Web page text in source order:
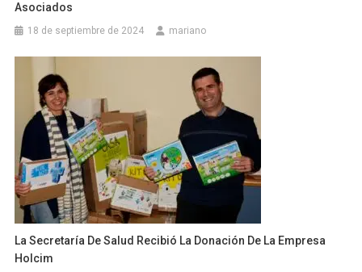
Asociados
18 de septiembre de 2024 mariano
La Secretaría De Salud Recibió La Donación De La Empresa
Holcim